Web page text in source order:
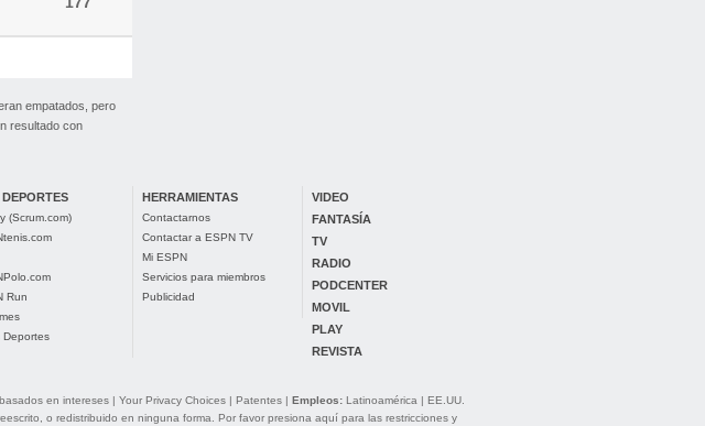
empatados, pero
resultado con
(Scrum.com)
Run
Deportes
HERRAMIENTAS
Contactarnos
Contactar a ESPN TV
Mi ESPN
Servicios para miembros
Publicidad
VIDEO
FANTASÍA
TV
RADIO
PODCENTER
MOVIL
PLAY
REVISTA
en intereses| Your Privacy Choices| Patentes| Empleos: Latinoamérica | EE.UU.
o redistribuido en ninguna forma. Por favor presiona aquí para las restricciones y